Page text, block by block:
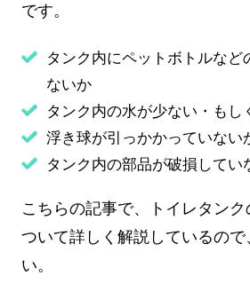
です。
タンク内にペットボトルなど
ないか
タンク内の水が少ない・もし
浮き球が引っかかっていない
タンク内の部品が破損してい
こちらの記事で、トイレタン
ついて詳しく解説しているので
い。